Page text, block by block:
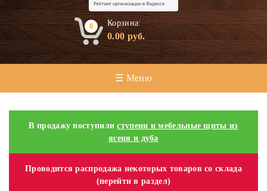
0 Корзина:
0.00руб.
☰ Меню
В продажу поступилиступени и мебельные щиты из
ясеня и дуба
Проводится распродажа некоторых товаров со склада
(перейти в раздел)